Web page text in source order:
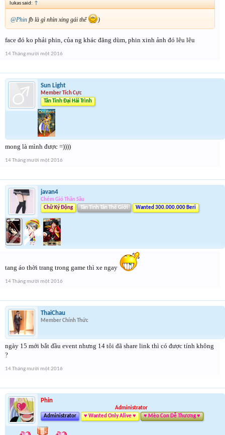
lukas said: ↑
@Phin fb là gì nhìn xing gái thế )
face đó ko phải phin, của ng khác đăng dùm, phin xinh ảnh đó lêu lêu
14 Tháng mười một 2016
Sun Light
Member Tích Cực
Tân Tinh Đại Hải Trình
mong là mình được =))))
14 Tháng mười một 2016
javan4
Chém Gió Thần Sầu
Chữ Ký Động
Tân Tinh Tân Thế Giới Wanted 300.000.000 Beri
tang áo thời trang trong game thì xe ngay
14 Tháng mười một 2016
ThaiChau
Member Chính Thức
ngày 15 mới bắt đầu event nhưng 14 tôi đã share link thì có được tính không
?
14 Tháng mười một 2016
Phin
Administrator
Administrator
♥ Wanted Only Alive ♥ ♥ Mèo Con Dễ Thương ♥